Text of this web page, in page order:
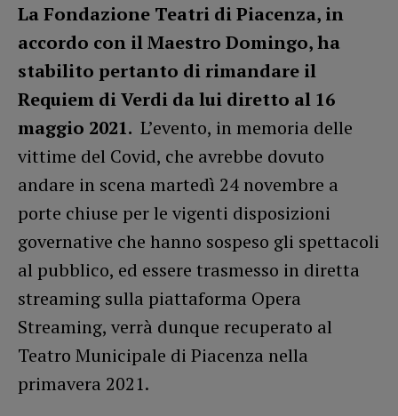
La Fondazione Teatri di Piacenza, in
accordo con il Maestro Domingo, ha
stabilito pertanto di rimandare il
Requiem di Verdi da lui diretto al 16
maggio 2021. L’evento, in memoria delle
vittime del Covid, che avrebbe dovuto
andare in scena martedì 24 novembre a
porte chiuse per le vigenti disposizioni
governative che hanno sospeso gli spettacoli
al pubblico, ed essere trasmesso in diretta
streaming sulla piattaforma Opera
Streaming, verrà dunque recuperato al
Teatro Municipale di Piacenza nella
primavera 2021.